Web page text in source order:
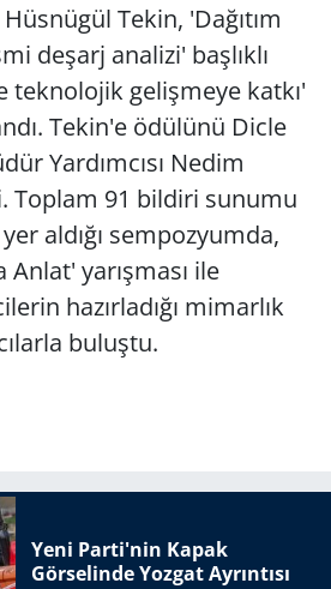
Tekin, 'Dağıtım
deşarj analizi' başlıklı
teknolojik gelişmeye katkı'
Tekin'e ödülünü Dicle
Yardımcısı Nedim
Toplam 91 bildiri sunumu
aldığı sempozyumda,
yarışması ile
hazırladığı mimarlık
buluştu.
Yeni Parti'nin Kapak
Görselinde Yozgat Ayrıntısı